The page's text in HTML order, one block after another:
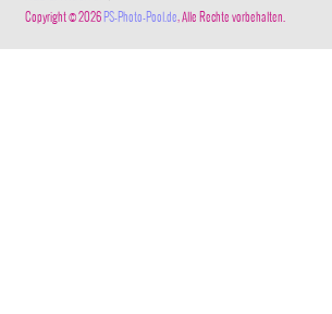
Copyright © 2026 PS-Photo-Pool.de, Alle Rechte vorbehalten.